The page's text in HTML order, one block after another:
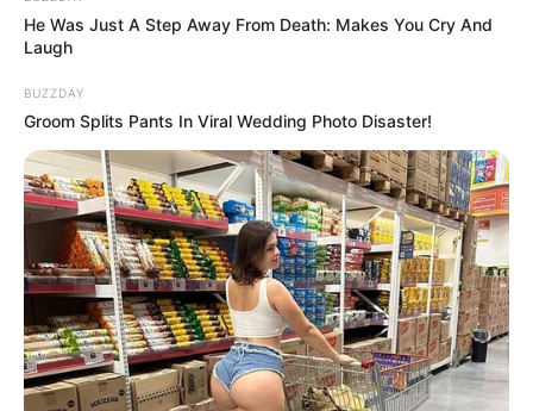
La fría e impactante postal de los
acontecimientos, documentada de forma
explícita en el archivo visual8_13.jpg, comenzó
a correr de inmediato como auténtica pólvora
digital, saturando por completo las tendencias
de TikTok, los muros de Facebook y los hilos
informativos de X en cuestión de un parpadear.
He Was Just A Step Away From Death: Makes You Cry And
Laugh
BUZZDAY
Groom Splits Pants In Viral Wedding Photo Disaster!